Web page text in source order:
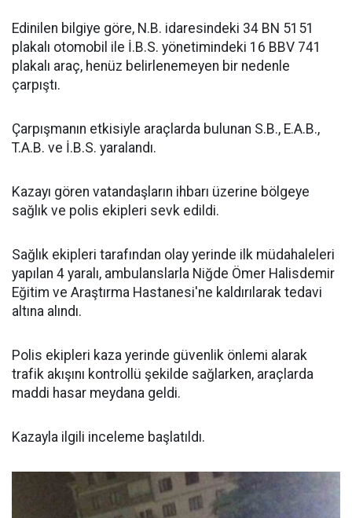
Edinilen bilgiye göre, N.B. idaresindeki 34 BN 5151
plakalı otomobil ile İ.B.S. yönetimindeki 16 BBV 741
plakalı araç, henüz belirlenemeyen bir nedenle
çarpıştı.
Çarpışmanın etkisiyle araçlarda bulunan S.B., E.A.B.,
T.A.B. ve İ.B.S. yaralandı.
Kazayı gören vatandaşların ihbarı üzerine bölgeye
sağlık ve polis ekipleri sevk edildi.
Sağlık ekipleri tarafından olay yerinde ilk müdahaleleri
yapılan 4 yaralı, ambulanslarla Niğde Ömer Halisdemir
Eğitim ve Araştırma Hastanesi'ne kaldırılarak tedavi
altına alındı.
Polis ekipleri kaza yerinde güvenlik önlemi alarak
trafik akışını kontrollü şekilde sağlarken, araçlarda
maddi hasar meydana geldi.
Kazayla ilgili inceleme başlatıldı.